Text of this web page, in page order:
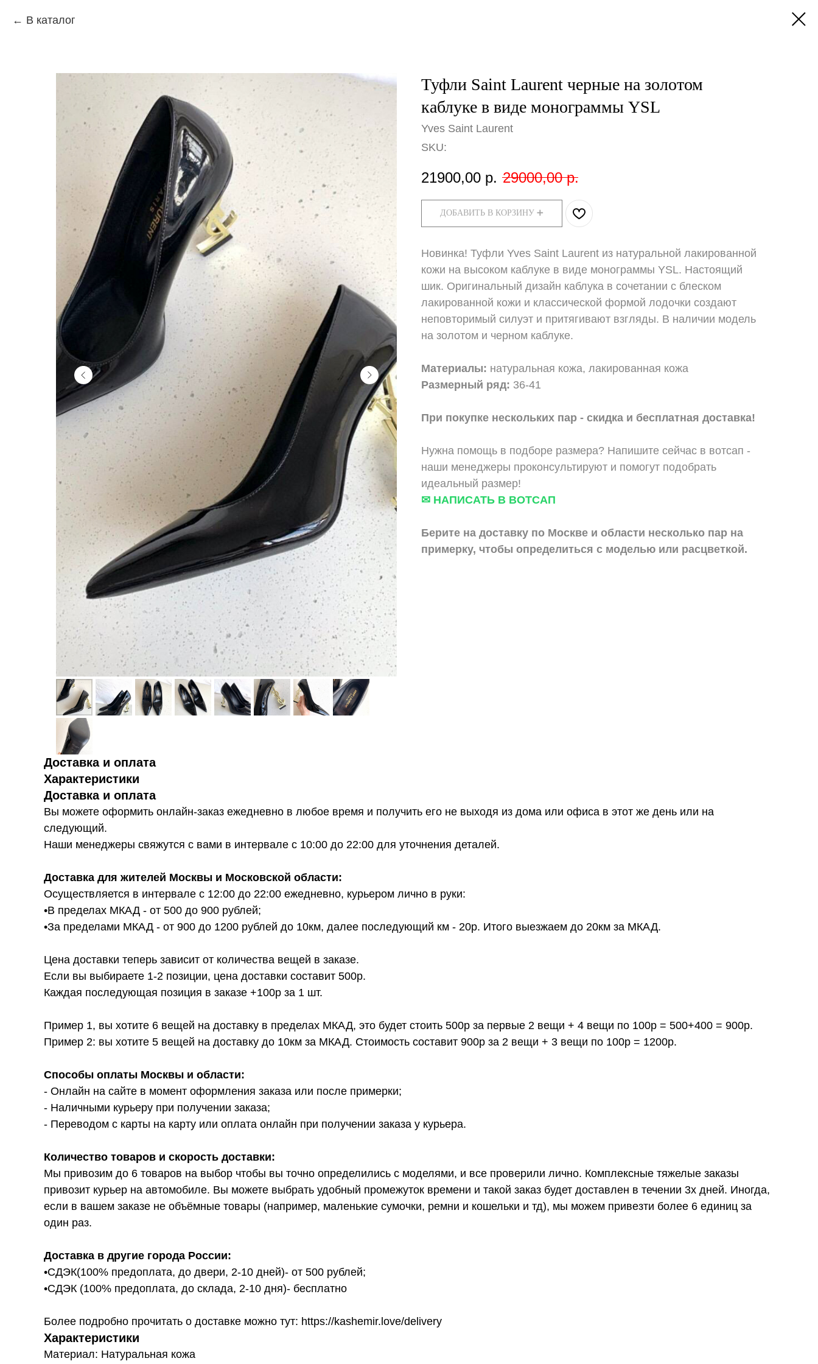
В каталог
Туфли Saint Laurent черные на золотом
каблуке в виде монограммы YSL
Yves Saint Laurent
SKU:
21900,00 р. 29000,00 р.
ДОБАВИТЬ В КОРЗИНУ ➕
Новинка! Туфли Yves Saint Laurent из натуральной лакированной
кожи на высоком каблуке в виде монограммы YSL. Настоящий
шик. Оригинальный дизайн каблука в сочетании с блеском
лакированной кожи и классической формой лодочки создают
неповторимый силуэт и притягивают взгляды. В наличии модель
на золотом и черном каблуке.
Материалы: натуральная кожа, лакированная кожа
Размерный ряд: 36-41
При покупке нескольких пар - скидка и бесплатная доставка!
Нужна помощь в подборе размера? Напишите сейчас в вотсап -
наши менеджеры проконсультируют и помогут подобрать
идеальный размер!
✉ НАПИСАТЬ В ВОТСАП
Берите на доставку по Москве и области несколько пар на
примерку, чтобы определиться с моделью или расцветкой.
Доставка и оплата
Характеристики
Доставка и оплата
Вы можете оформить онлайн-заказ ежедневно в любое время и получить его не выходя из дома или офиса в этот же день или на
следующий.
Наши менеджеры свяжутся с вами в интервале с 10:00 до 22:00 для уточнения деталей.
Доставка для жителей Москвы и Московской области:
Осуществляется в интервале с 12:00 до 22:00 ежедневно, курьером лично в руки:
•В пределах МКАД - от 500 до 900 рублей;
•За пределами МКАД - от 900 до 1200 рублей до 10км, далее последующий км - 20р. Итого выезжаем до 20км за МКАД.
Цена доставки теперь зависит от количества вещей в заказе.
Если вы выбираете 1-2 позиции, цена доставки составит 500р.
Каждая последующая позиция в заказе +100р за 1 шт.
Пример 1, вы хотите 6 вещей на доставку в пределах МКАД, это будет стоить 500р за первые 2 вещи + 4 вещи по 100р = 500+400 = 900р.
Пример 2: вы хотите 5 вещей на доставку до 10км за МКАД. Стоимость составит 900р за 2 вещи + 3 вещи по 100р = 1200р.
Способы оплаты Москвы и области:
- Онлайн на сайте в момент оформления заказа или после примерки;
- Наличными курьеру при получении заказа;
- Переводом с карты на карту или оплата онлайн при получении заказа у курьера.
Количество товаров и скорость доставки:
Мы привозим до 6 товаров на выбор чтобы вы точно определились с моделями, и все проверили лично. Комплексные тяжелые заказы
привозит курьер на автомобиле. Вы можете выбрать удобный промежуток времени и такой заказ будет доставлен в течении 3х дней. Иногда,
если в вашем заказе не объёмные товары (например, маленькие сумочки, ремни и кошельки и тд), мы можем привезти более 6 единиц за
один раз.
Доставка в другие города России:
•СДЭК(100% предоплата, до двери, 2-10 дней)- от 500 рублей;
•СДЭК (100% предоплата, до склада, 2-10 дня)- бесплатно
Более подробно прочитать о доставке можно тут: https://kashemir.love/delivery
Характеристики
Материал: Натуральная кожа